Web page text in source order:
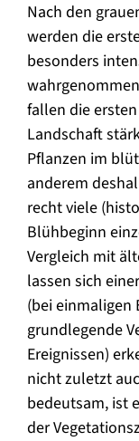
Nach den
werden die
besonders
fallen die
Landschaft
Pflanzen im
anderem
recht viele
Blühbeginn
Vergleich mit
lassen sich
(bei einmaligen
grundlegende
Ereignissen)
nicht zuletzt
bedeutsam, ist
der